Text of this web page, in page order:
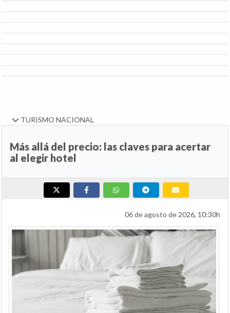
TURISMO NACIONAL
Más allá del precio: las claves para acertar
al elegir hotel
06 de agosto de 2026, 10:30h